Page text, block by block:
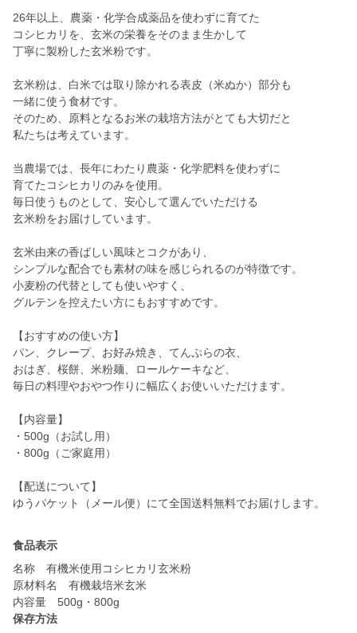
26年以上、農薬・化学合成薬品を使わずに育てた
コシヒカリを、玄米の栄養をそのまま生かして
丁寧に製粉した玄米粉です。
玄米粉は、白米では取り除かれる表皮（米ぬか）部分も
一緒に使う食材です。
そのため、原料となるお米の栽培方法がとても大切だと
私たちは考えています。
当農場では、長年にわたり農薬・化学肥料を使わずに
育てたコシヒカリのみを使用。
毎日使うものとして、安心して選んでいただける
玄米粉をお届けしています。
玄米由来の香ばしい風味とコクがあり、
シンプルな配合でも素材の味を感じられるのが特徴です。
小麦粉の代替としても使いやすく、
グルテンを控えたい方にもおすすめです。
【おすすめの使い方】
パン、クレープ、お好み焼き、てんぷらの衣、
おはぎ、桜餅、米粉麺、ロールケーキなど、
毎日の料理やおやつ作りに幅広くお使いいただけます。
【内容量】
・500g（お試し用）
・800g（ご家庭用）
【配送について】
食品表示
名称 有機米使用コシヒカリ玄米粉
原材料名 有機栽培米玄米
内容量 500g・800g
保存方法